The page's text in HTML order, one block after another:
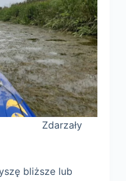
bliższe lub